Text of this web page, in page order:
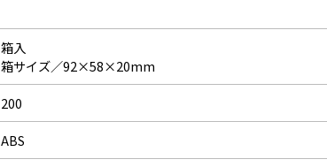
箱入
箱サイズ／92×58×20mm
200
ABS